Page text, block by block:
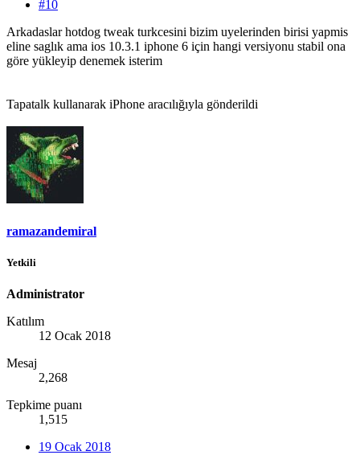
#10
Arkadaslar hotdog tweak turkcesini bizim uyelerinden birisi yapmis
eline saglık ama ios 10.3.1 iphone 6 için hangi versiyonu stabil ona
göre yükleyip denemek isterim
Tapatalk kullanarak iPhone aracılığıyla gönderildi
ramazandemiral
Yetkili
Administrator
Katılım
12 Ocak 2018
Mesaj
2,268
Tepkime puanı
1,515
19 Ocak 2018